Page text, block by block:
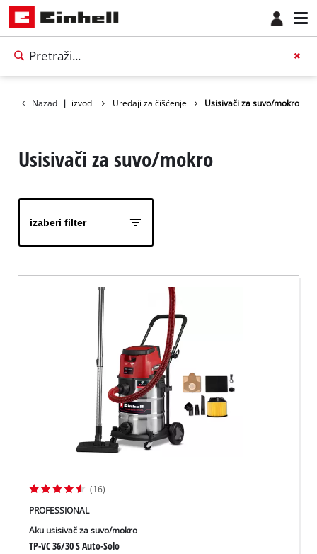
Nazad |Proizvodi Uređaji za čišćenje Usisivači za suvo/mokro
Usisivači za suvo/mokro
izaberi filter
(16)
PROFESSIONAL
Aku usisivač za suvo/mokro
TP-VC 36/30 S Auto-Solo